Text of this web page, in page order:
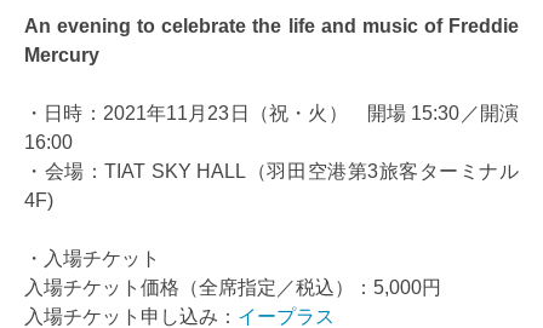
An evening to celebrate the life and music of Freddie
Mercury
・日時：2021年11月23日（祝・火） 開場 15:30／開演
16:00
・会場：TIAT SKY HALL（羽田空港第3旅客ターミナル
4F)
・入場チケット
入場チケット価格（全席指定／税込）：5,000円
入場チケット申し込み： イープラス